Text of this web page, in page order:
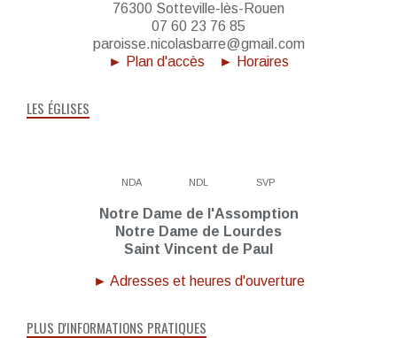
76300 Sotteville-lès-Rouen
07 60 23 76 85
paroisse.nicolasbarre@gmail.com
► Plan d'accès
► Horaires
LES ÉGLISES
NDA NDL SVP
Notre Dame de l'Assomption
Notre Dame de Lourdes
Saint Vincent de Paul
► Adresses et heures d'ouverture
PLUS D'INFORMATIONS PRATIQUES